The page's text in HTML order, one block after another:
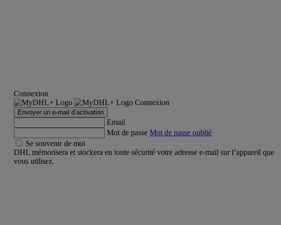
Connexion
Connexion
Envoyer un e-mail d’activation
Email
Mot de passe Mot de passe oublié
Se souvenir de moi
DHL mémorisera et stockera en toute sécurité votre adresse e-mail sur l’appareil que
vous utilisez.